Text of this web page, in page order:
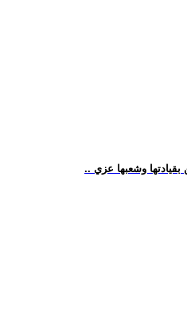
بقيادتها وشعبها عزي